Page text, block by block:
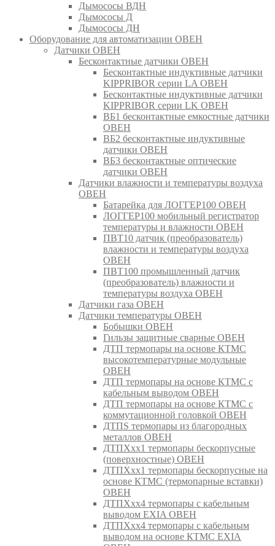
Дымососы ВДН
Дымососы Д
Дымососы ДН
Оборудование для автоматизации ОВЕН
Датчики ОВЕН
Бесконтактные датчики ОВЕН
Бесконтактные индуктивные датчики
KIPPRIBOR серии LA ОВЕН
Бесконтактные индуктивные датчики
KIPPRIBOR серии LK ОВЕН
ВБ1 бесконтактные емкостные датчики
ОВЕН
ВБ2 бесконтактные индуктивные
датчики ОВЕН
ВБ3 бесконтактные оптические
датчики ОВЕН
Датчики влажности и температуры воздуха
ОВЕН
Батарейка для ЛОГГЕР100 ОВЕН
ЛОГГЕР100 мобильный регистратор
температуры и влажности ОВЕН
ПВТ10 датчик (преобразователь)
влажности и температуры воздуха
ОВЕН
ПВТ100 промышленный датчик
(преобразователь) влажности и
температуры воздуха ОВЕН
Датчики газа ОВЕН
Датчики температуры ОВЕН
Бобышки ОВЕН
Гильзы защитные сварные ОВЕН
ДТП термопары на основе КТМС
высокотемпературные модульные
ОВЕН
ДТП термопары на основе КТМС с
кабельным выводом ОВЕН
ДТП термопары на основе КТМС с
коммутационной головкой ОВЕН
ДТПS термопары из благородных
металлов ОВЕН
ДТПХхх1 термопары бескорпусные
(поверхностные) ОВЕН
ДТПХхх1 термопары бескорпусные на
основе КТМС (термопарные вставки)
ОВЕН
ДТПХхх4 термопары с кабельным
выводом EXIA ОВЕН
ДТПХхх4 термопары с кабельным
выводом на основе КТМС EXIA